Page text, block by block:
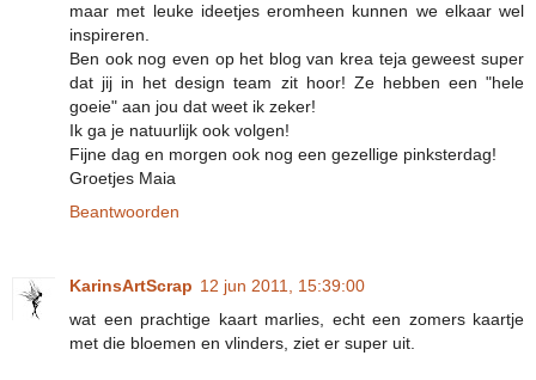
maar met leuke ideetjes eromheen kunnen we elkaar wel
inspireren.
Ben ook nog even op het blog van krea teja geweest super
dat jij in het design team zit hoor! Ze hebben een "hele
goeie" aan jou dat weet ik zeker!
Ik ga je natuurlijk ook volgen!
Fijne dag en morgen ook nog een gezellige pinksterdag!
Groetjes Maia
Beantwoorden
KarinsArtScrap 12 jun 2011, 15:39:00
wat een prachtige kaart marlies, echt een zomers kaartje
met die bloemen en vlinders, ziet er super uit.